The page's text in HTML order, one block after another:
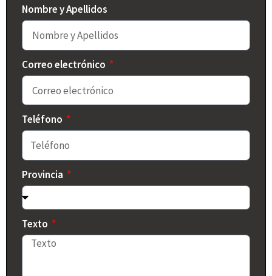
Nombre y Apellidos
Correo electrónico
Teléfono
Provincia
Texto